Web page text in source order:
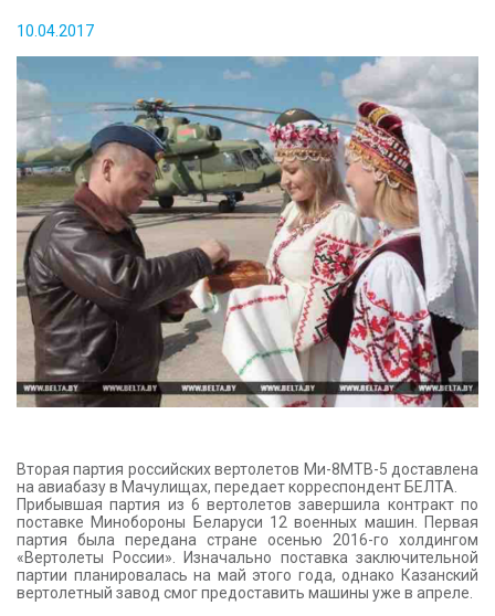
КОНТАКТЫ
10.04.2017
Вторая партия российских вертолетов Ми-8МТВ-5 доставлена
на авиабазу в Мачулищах, передает корреспондент БЕЛТА.
Прибывшая партия из 6 вертолетов завершила контракт по
поставке Минобороны Беларуси 12 военных машин. Первая
партия была передана стране осенью 2016-го холдингом
«Вертолеты России». Изначально поставка заключительной
партии планировалась на май этого года, однако Казанский
вертолетный завод смог предоставить машины уже в апреле.